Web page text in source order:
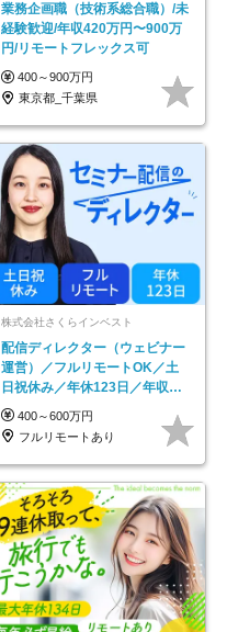
業務企画職（技術系総合職）/未
経験歓迎/年収420万円〜900万
円/リモートフレックス可
400～900万円
東京都_千葉県
株式会社さくらインベスト
配信ディレクター（ウェビナー
運営）／フルリモートOK／土
日祝休み／年休123日／年収
600万円可
400～600万円
フルリモートあり